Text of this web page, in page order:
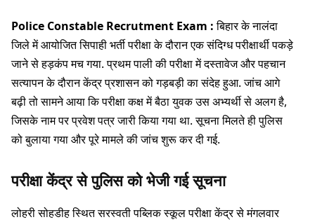
Police Constable Recrutment Exam :बिहार के नालंदा
जिले में आयोजित सिपाही भर्ती परीक्षा के दौरान एक संदिग्ध परीक्षार्थी पकड़े
जाने से हड़कंप मच गया. प्रथम पाली की परीक्षा में दस्तावेज और पहचान
सत्यापन के दौरान केंद्र प्रशासन को गड़बड़ी का संदेह हुआ. जांच आगे
बढ़ी तो सामने आया कि परीक्षा कक्ष में बैठा युवक उस अभ्यर्थी से अलग है,
जिसके नाम पर प्रवेश पत्र जारी किया गया था. सूचना मिलते ही पुलिस
को बुलाया गया और पूरे मामले की जांच शुरू कर दी गई.
परीक्षा केंद्र से पुलिस को भेजी गई सूचना
लोहरी सोहडीह स्थित सरस्वती पब्लिक स्कूल परीक्षा केंद्र से मंगलवार